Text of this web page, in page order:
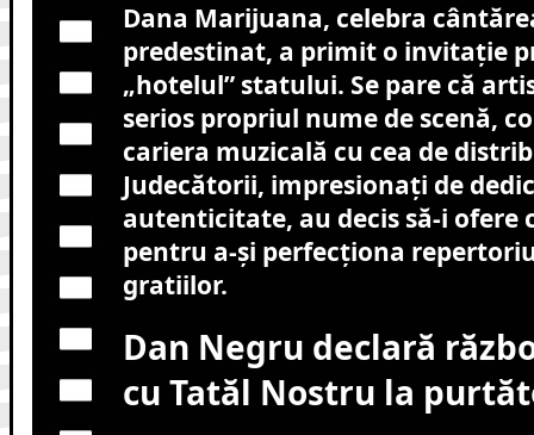
Dana Marijuana, celebra
predestinat, a primit o invitație
„hotelul” statului. Se pare că
serios propriul nume de scenă,
cariera muzicală cu cea de
Judecătorii, impresionați de
autenticitate, au decis să-i ofere
pentru a-și perfecționa
gratiilor.
Dan Negru declară
cu Tatăl Nostru la